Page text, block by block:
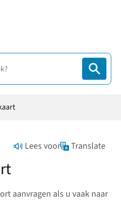
Lees voor Translate
aanvragen als u vaak naar